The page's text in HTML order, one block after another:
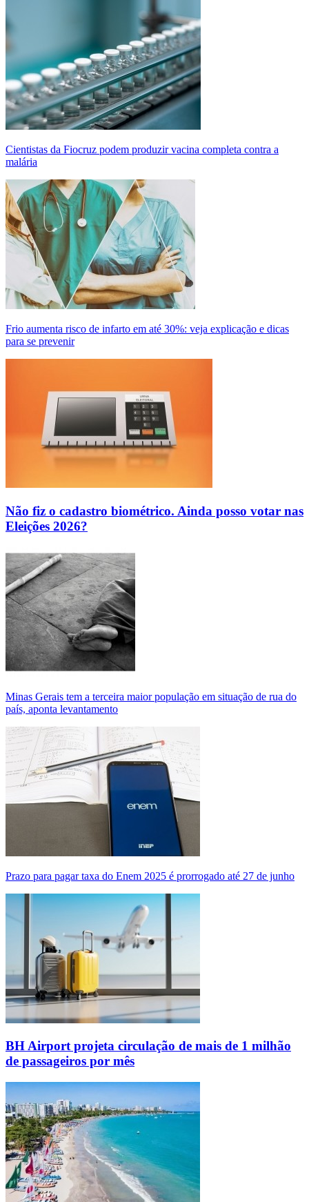
Cientistas da Fiocruz podem produzir vacina completa contra a
malária
Frio aumenta risco de infarto em até 30%: veja explicação e dicas
para se prevenir
Não fiz o cadastro biométrico. Ainda posso votar nas
Eleições 2026?
Minas Gerais tem a terceira maior população em situação de rua do
país, aponta levantamento
Prazo para pagar taxa do Enem 2025 é prorrogado até 27 de junho
BH Airport projeta circulação de mais de 1 milhão
de passageiros por mês